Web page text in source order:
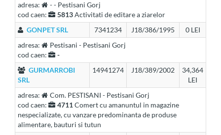
adresa:
- - Pestisani Gorj
cod caen:
5813Activitati de editare a ziarelor
GONPET SRL
7341234 J18/386/1995
0 LEI
adresa:
Pestisani - Pestisani Gorj
cod caen:
-
GURMARROBI
SRL
14941274 J18/389/2002
34,364
LEI
adresa:
Com. PESTISANI - Pestisani Gorj
cod caen:
4711Comert cu amanuntul in magazine
nespecializate, cu vanzare predominanta de produse
alimentare, bauturi si tutun